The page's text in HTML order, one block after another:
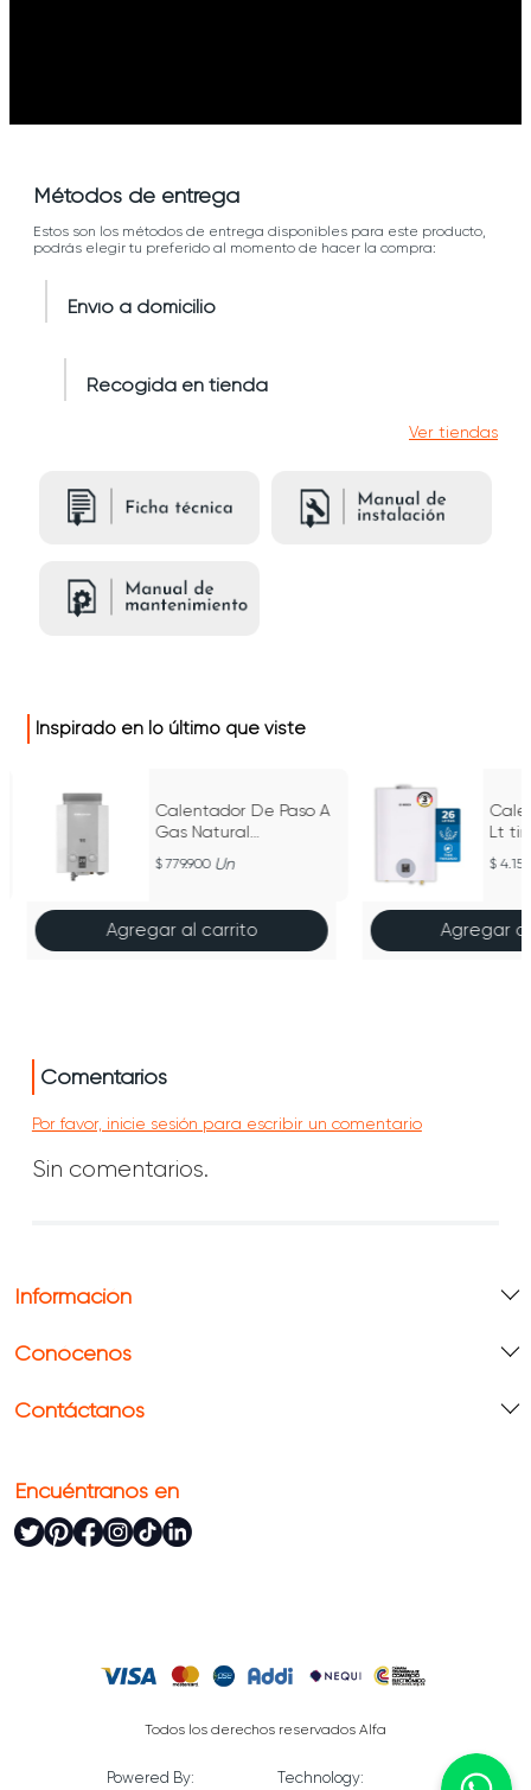
Métodos de entrega
Estos son los métodos de entrega disponibles para este producto,
podrás elegir tu preferido al momento de hacer la compra:
Envío a domicilio
Recogida en tienda
Ver tiendas
Inspirado en lo último que viste
Calentador De Paso A
Gas Natural
Challenger 5.5 L Tiro
Natural - Wh 7054
779.900 Un
Agregar al carrito
Lt
a
5700
Agregar
Comentarios
Por favor, inicie sesión para escribir un comentario
Sin comentarios.
Información
Conócenos
Contáctanos
Encuéntranos en
Todos los derechos reservados Alfa
Powered By: Technology: